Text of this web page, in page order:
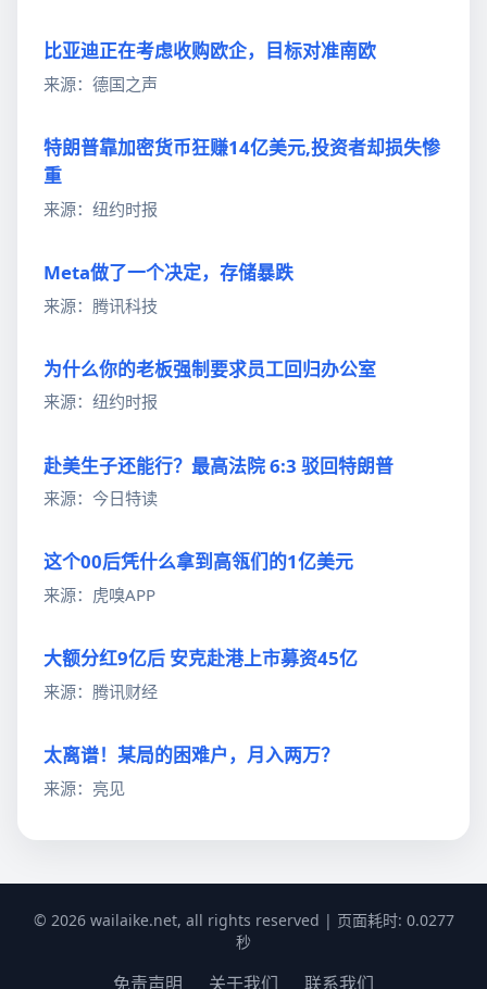
比亚迪正在考虑收购欧企，目标对准南欧
来源：德国之声
特朗普靠加密货币狂赚14亿美元,投资者却损失惨
重
来源：纽约时报
Meta做了一个决定，存储暴跌
来源：腾讯科技
为什么你的老板强制要求员工回归办公室
来源：纽约时报
赴美生子还能行？最高法院 6:3 驳回特朗普
来源：今日特读
这个00后凭什么拿到高瓴们的1亿美元
来源：虎嗅APP
大额分红9亿后 安克赴港上市募资45亿
来源：腾讯财经
太离谱！某局的困难户，月入两万？
来源：亮见
© 2026 wailaike.net, all rights reserved | 页面耗时: 0.0277
秒
免责声明 关于我们 联系我们